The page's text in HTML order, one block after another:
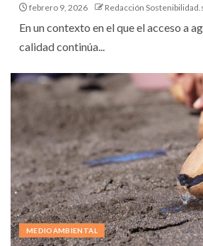
febrero 9, 2026 Redacción
En un contexto en el que el acceso a
calidad continúa...
MEDIOAMBIENTAL